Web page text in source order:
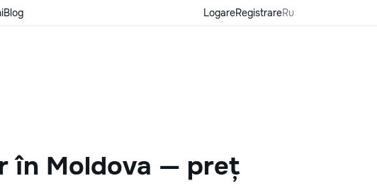
Blog LogareRegistrareRu
în Moldova — preț